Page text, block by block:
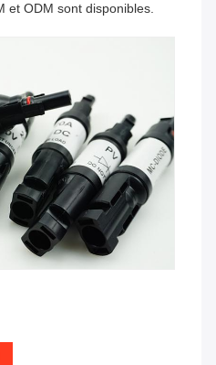
et ODM sont disponibles.